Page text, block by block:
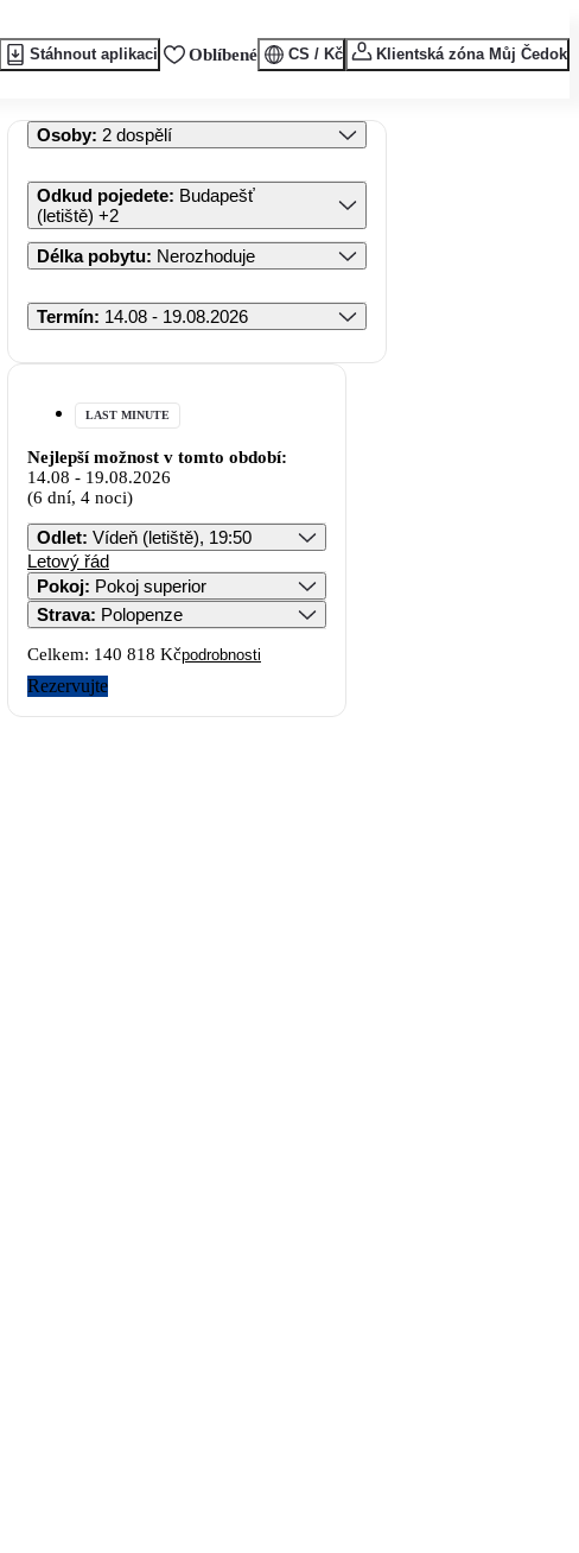
Stáhnout aplikaci Oblíbené CS / Kč Klientská zóna Můj Čedok
Osoby: 2 dospělí
Odkud pojedete: Budapešť
(letiště) +2
Délka pobytu: Nerozhoduje
Termín: 14.08 - 19.08.2026
LAST MINUTE
Nejlepší možnost v tomto období:
14.08 - 19.08.2026
(6 dní, 4 noci)
Odlet: Vídeň (letiště), 19:50
Letový řád
Pokoj: Pokoj superior
Strava: Polopenze
Celkem: 140 818 Kčpodrobnosti
Rezervujte